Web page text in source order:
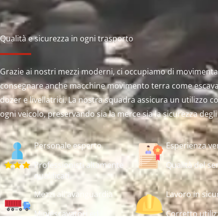
Qualità e sicurezza in ogni trasporto
Grazie ai nostri mezzi moderni, ci occupiamo di
consegnare anche macchine movimento terra come
dozer e livellatrici. La nostra squadra assicura un utilizzo
ogni veicolo, preservando sia la merce sia la sicurezza
Personale esperto
Professionisti altamente
qualificati.
Esperienza
Qualità del
Mezzi all'avanguardia
Miniescavatori ed
Lavoro in
Corretto